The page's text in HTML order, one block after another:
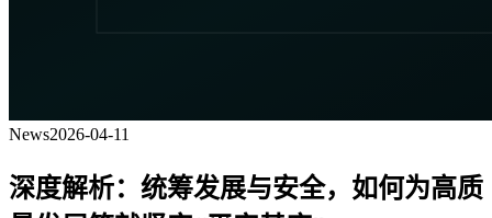
News2026-04-11
深度解析：统筹发展与安全，如何为高质